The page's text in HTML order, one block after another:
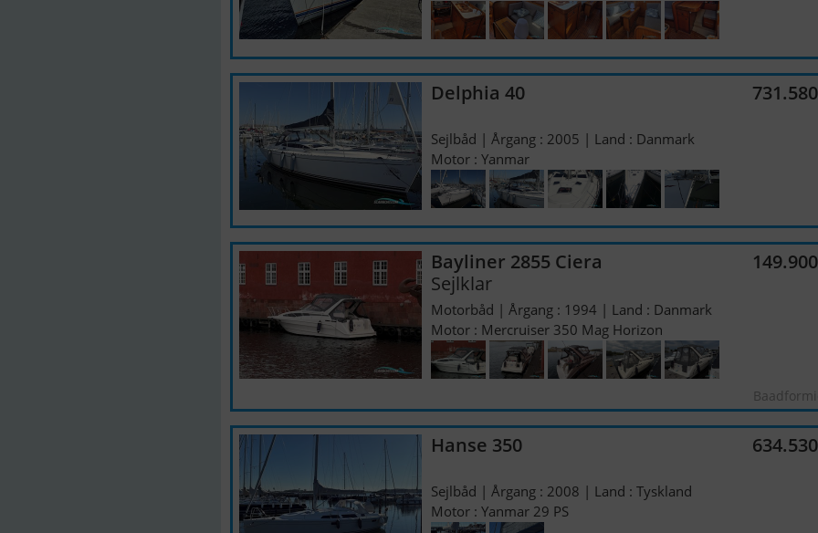
Delphia 40
Sejlbåd | Årgang : 2005 | Land : Danmark
Motor : Yanmar
Bayliner 2855 Ciera
Sejlklar
Motorbåd | Årgang : 1994 | Land : Danmark
Motor : Mercruiser 350 Mag Horizon
Hanse 350
Sejlbåd | Årgang : 2008 | Land : Tyskland
Motor : Yanmar 29 PS